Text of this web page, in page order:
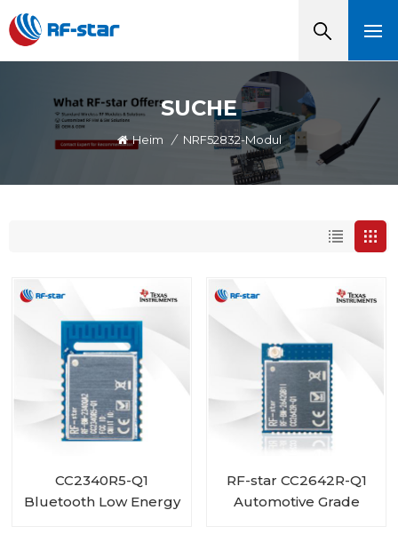
SUCHE
Heim / NRF52832-Modul
CC2340R5-Q1
Bluetooth Low Energy
RF-star CC2642R-Q1
Automotive Grade